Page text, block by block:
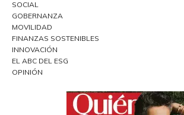
SOCIAL
GOBERNANZA
MOVILIDAD
FINANZAS SOSTENIBLES
INNOVACIÓN
EL ABC DEL ESG
OPINIÓN